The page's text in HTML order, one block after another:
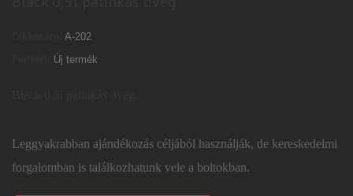
A-202
Új termék
Leggyakrabban ajándékozás céljából használják, de kereskedelmi
forgalomban is találkozhatunk vele a boltokban.